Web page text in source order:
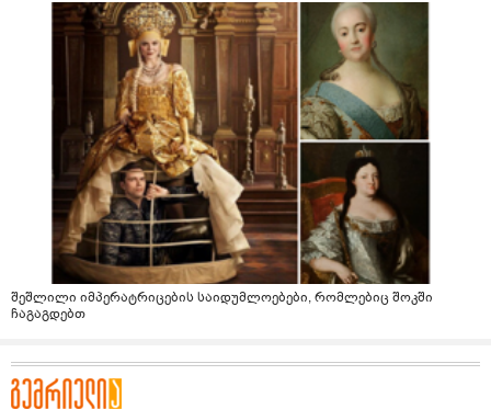
შეშლილი იმპერატრიცების საიდუმლოებები, რომლებიც შოკში
ჩაგაგდებთ